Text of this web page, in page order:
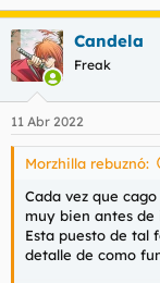
Candela
Freak
11 Abr 2022
Morzhilla rebuznó:
Cada vez que
muy bien antes de
Esta puesto de tal
detalle de como